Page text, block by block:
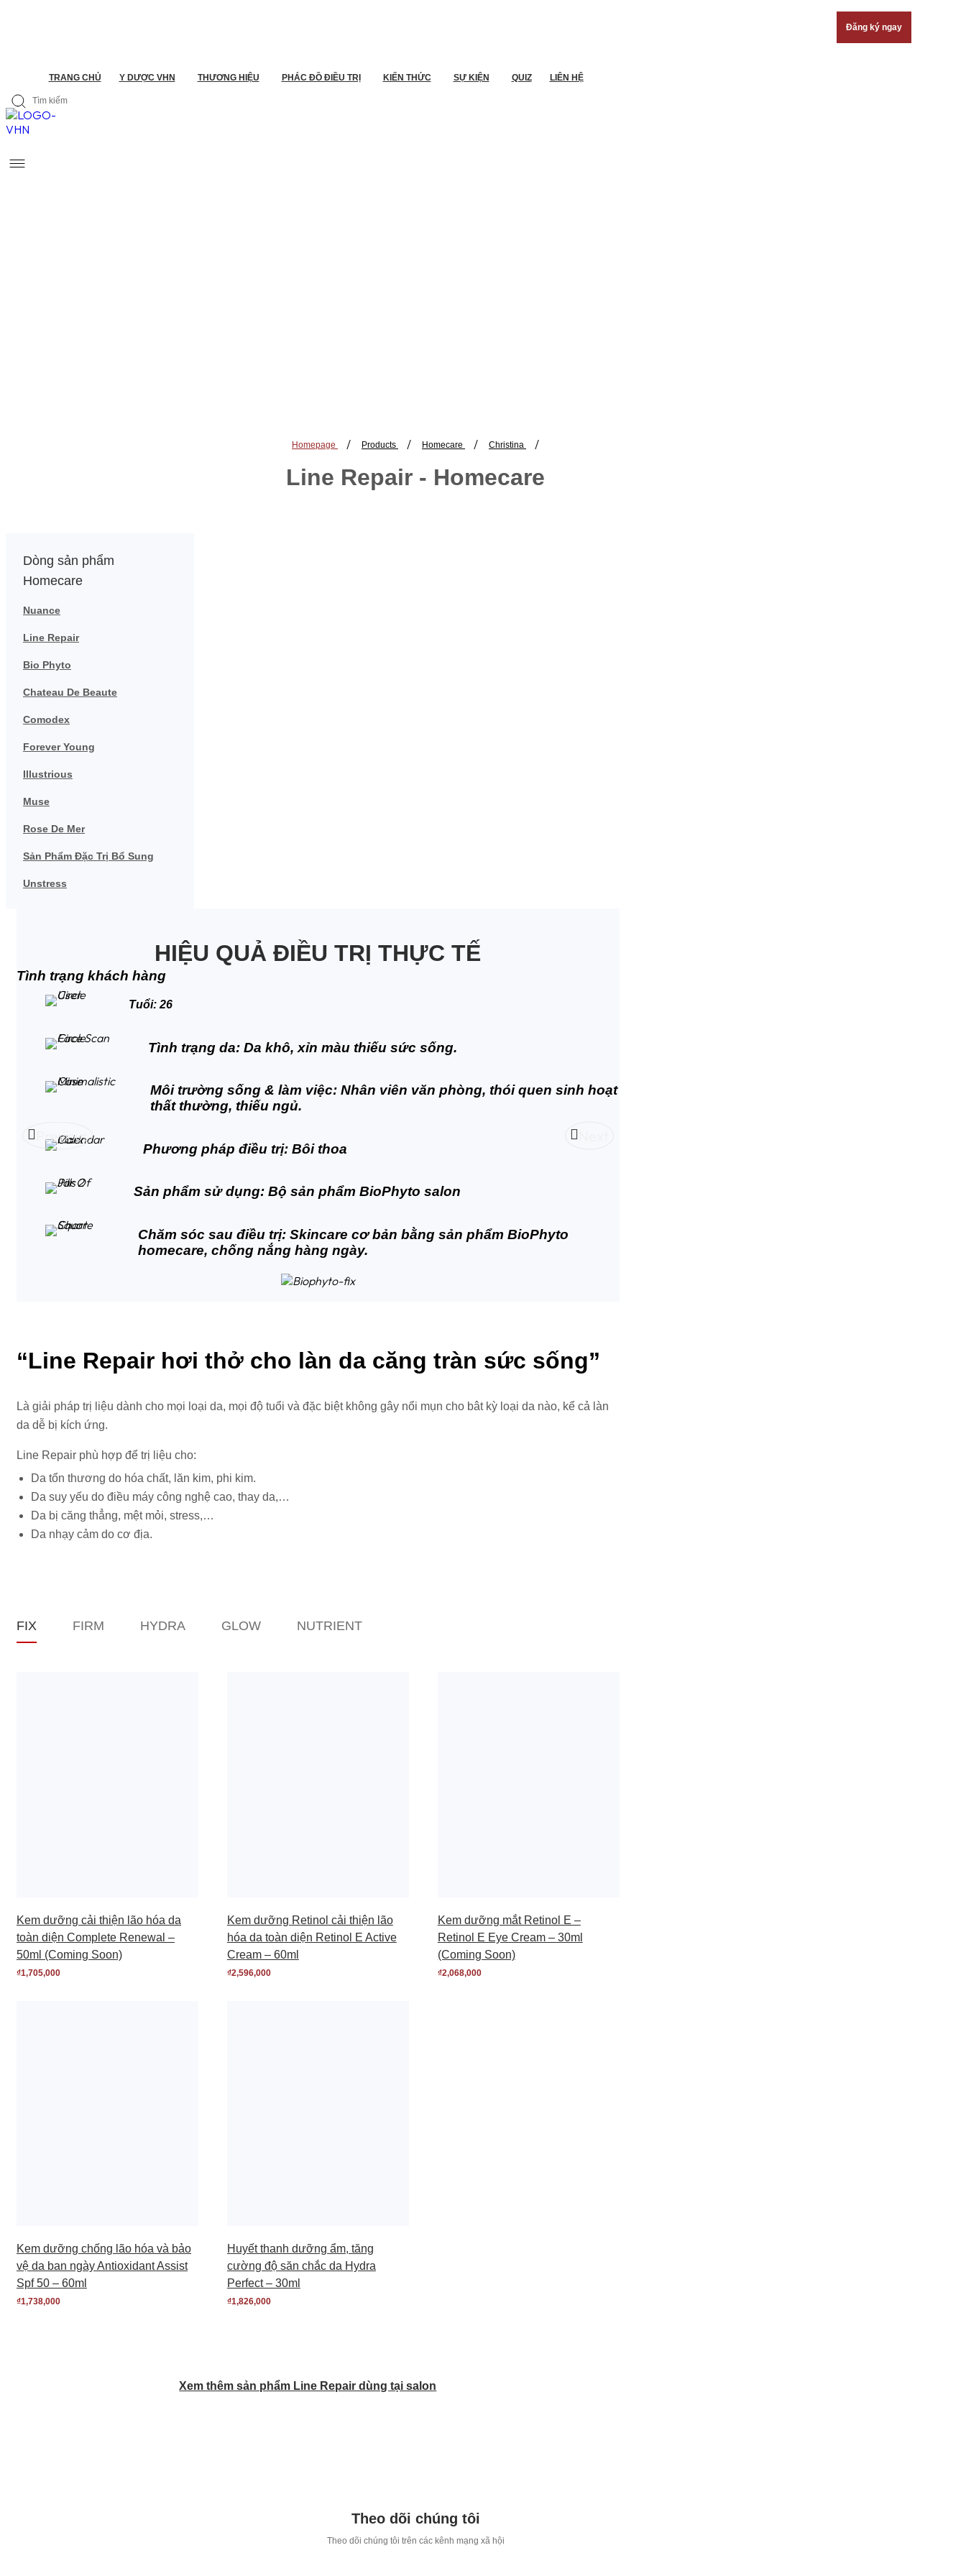
TRANG CHỦ Y DƯỢC VHN THƯƠNG HIỆU PHÁC ĐỒ ĐIỀU TRỊ KIẾN THỨC SỰ KIỆN QUIZ LIÊN HỆ
Homepage / Products / Homecare / Christina /
Line Repair - Homecare
Dòng sản phẩm
Homecare
Nuance
Line Repair
Bio Phyto
Chateau De Beaute
Comodex
Forever Young
Illustrious
Muse
Rose De Mer
Sản Phẩm Đặc Trị Bổ Sung
Unstress
HIỆU QUẢ ĐIỀU TRỊ THỰC TẾ
Tình trạng khách hàng
Tuổi:26
Tình trạng da: Da khô, xỉn màu thiếu sức sống.
Môi trường sống & làm việc:Nhân viên văn phòng, thói quen sinh hoạt
thất thường, thiếu ngủ.
Phương pháp điều trị: Bôi thoa
Sản phẩm sử dụng: Bộ sản phẩm BioPhyto salon
Chăm sóc sau điều trị:Skincare cơ bản bằng sản phẩm BioPhyto
homecare, chống nắng hàng ngày.
Previous
“Line Repair hơi thở cho làn da căng tràn sức sống”
Là giải pháp trị liệu dành cho mọi loại da, mọi độ tuổi và đặc biệt không gây nổi mụn cho bât kỳ loại da nào, kể cả làn
da dễ bị kích ứng.
Line Repair phù hợp để trị liệu cho:
Da tổn thương do hóa chất, lăn kim, phi kim.
Da suy yếu do điều máy công nghệ cao, thay da,…
Da bị căng thẳng, mệt mỏi, stress,…
Da nhạy cảm do cơ địa.
FIX FIRM HYDRA GLOW NUTRIENT
Kem dưỡng cải thiện lão hóa da
toàn diện Complete Renewal –
50ml (Coming Soon)
₫1,705,000
Kem dưỡng Retinol cải thiện lão
hóa da toàn diện Retinol E Active
Cream – 60ml
₫2,596,000
Kem dưỡng mắt Retinol E –
Retinol E Eye Cream – 30ml
(Coming Soon)
₫2,068,000
Kem dưỡng chống lão hóa và bảo
vệ da ban ngày Antioxidant Assist
Spf 50 – 60ml
₫1,738,000
Huyết thanh dưỡng ẩm, tăng
cường độ săn chắc da Hydra
Perfect – 30ml
₫1,826,000
Xem thêm sản phẩm Line Repair dùng tại salon
Theo dõi chúng tôi
Theo dõi chúng tôi trên các kênh mạng xã hội
Đăng ký ngay